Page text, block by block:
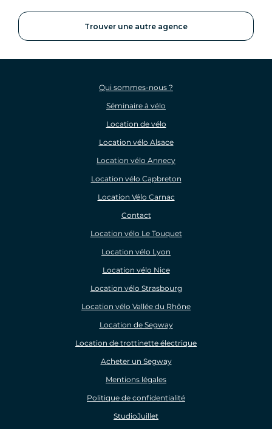
Trouver une autre agence
Qui sommes-nous ?
Séminaire à vélo
Location de vélo
Location vélo Alsace
Location vélo Annecy
Location vélo Capbreton
Location Vélo Carnac
Contact
Location vélo Le Touquet
Location vélo Lyon
Location vélo Nice
Location vélo Strasbourg
Location vélo Vallée du Rhône
Location de Segway
Location de trottinette électrique
Acheter un Segway
Mentions légales
Politique de confidentialité
StudioJuillet